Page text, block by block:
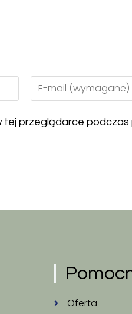
tej przeglądarce podczas
Oferta